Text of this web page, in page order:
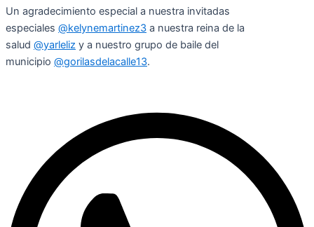
Un agradecimiento especial a nuestra invitadas
especiales @kelynemartinez3 a nuestra reina de la
salud @yarleliz y a nuestro grupo de baile del
municipio @gorilasdelacalle13.